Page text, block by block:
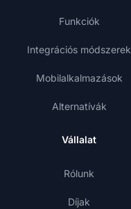
Funkciók
Integrációs módszerek
Mobilalkalmazások
Alternatívák
Vállalat
Rólunk
Díjak